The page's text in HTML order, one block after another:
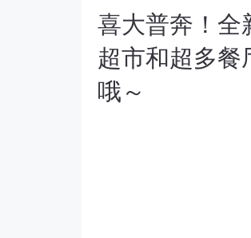
喜大普奔！全
超市和超多餐
哦～